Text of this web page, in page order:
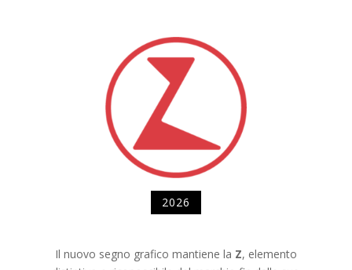
2026
Il nuovo segno grafico mantiene la Z, elemento